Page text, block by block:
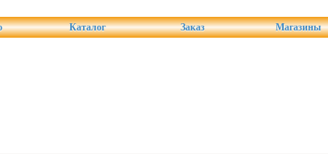
Каталог Заказ Магазины